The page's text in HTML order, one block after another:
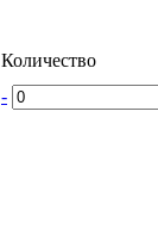
Количество
-